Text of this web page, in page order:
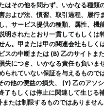
その他を問わず、いかなる種
よび法、慣習、取引過程、履行
サービス提供の種類、属性、機
されたとおり一貫してもしくは
。甲または甲の関連会社もし
の中断または (B) 乙のサイトま
につき、いかなる責任も負いま
れていない保証を与えるもので
他の便益の損失、 (Y) 乙のアソ
もしくは停止に関連して生じる
たは制限するものではありません